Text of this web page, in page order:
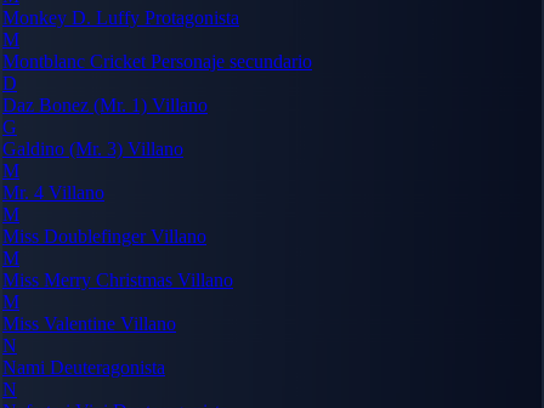
Monkey D. Luffy Protagonista
M
Montblanc Cricket Personaje secundario
D
Daz Bonez (Mr. 1) Villano
G
Galdino (Mr. 3) Villano
M
Mr. 4 Villano
M
Miss DoublefingerVillano
M
Miss Merry Christmas Villano
M
Miss Valentine Villano
N
Nami Deuteragonista
N